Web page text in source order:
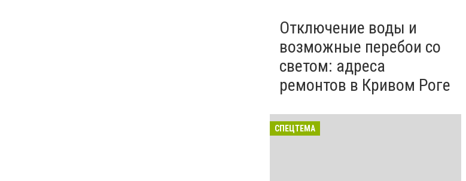
Отключение воды и
возможные перебои со
светом: адреса
ремонтов в Кривом Роге
СПЕЦТЕМА